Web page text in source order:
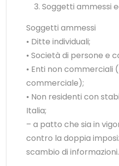
Soggetti ammessi
Soggetti ammessi
• Ditte individuali;
• Società di persone e
• Enti non commerciali
commerciale);
• Non residenti con
Italia;
– a patto che sia in
contro la doppia
scambio di informazioni.